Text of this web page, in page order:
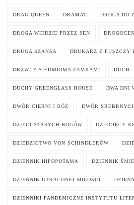
DRAG QUEEN DRAMAT DROGA DO
DROGA WIEDZIE PRZEZ SEN
DRUGA SZANSA DRUKARZ Z PUSZCZY
DRZWI Z SIEDMIOMA ZAMKAMI DUCH
DUCHY GREENGLASS HOUSE DWA DNI
DWÓR CIERNI I RÓŻ DWÓR
DZIECI STARYCH BOGÓW DZIECIĘCY
DZIEDZICTWO VON SCHINDLERÓW
DZIENNIK HIPOPOTAMA DZIENNIK
DZIENNIK UTRACONEJ MIŁOŚCI
DZIENNIKI PANDEMICZNE INSTYTUTU